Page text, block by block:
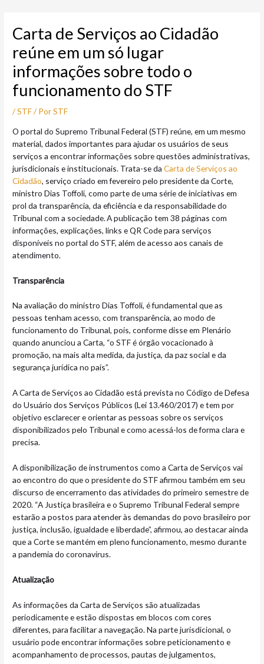
conteúdo
Carta de Serviços ao Cidadão
reúne em um só lugar
informações sobre todo o
funcionamento do STF
/STF/ PorSTF
O portal do Supremo Tribunal Federal (STF) reúne, em um mesmo
material, dados importantes para ajudar os usuários de seus
serviços a encontrar informações sobre questões administrativas,
jurisdicionais e institucionais. Trata-se daCarta de Serviços ao
Cidadão, serviço criado em fevereiro pelo presidente da Corte,
ministro Dias Toffoli, como parte de uma série de iniciativas em
prol da transparência, da eficiência e da responsabilidade do
Tribunal com a sociedade. A publicação tem 38 páginas com
informações, explicações, links e QR Code para serviços
disponíveis no portal do STF, além de acesso aos canais de
atendimento.
Transparência
Na avaliação do ministro Dias Toffoli, é fundamental que as
pessoas tenham acesso, com transparência, ao modo de
funcionamento do Tribunal, pois, conforme disse em Plenário
quando anunciou a Carta, “o STF é órgão vocacionado à
promoção, na mais alta medida, da justiça, da paz social e da
segurança jurídica no país”.
A Carta de Serviços ao Cidadão está prevista no Código de Defesa
do Usuário dos Serviços Públicos (Lei 13.460/2017) e tem por
objetivo esclarecer e orientar as pessoas sobre os serviços
disponibilizados pelo Tribunal e como acessá-los de forma clara e
precisa.
A disponibilização de instrumentos como a Carta de Serviços vai
ao encontro do que o presidente do STF afirmou também em seu
discurso de encerramento das atividades do primeiro semestre de
2020. “A Justiça brasileira e o Supremo Tribunal Federal sempre
estarão a postos para atender às demandas do povo brasileiro por
justiça, inclusão, igualdade e liberdade”, afirmou, ao destacar ainda
que a Corte se mantém em pleno funcionamento, mesmo durante
a pandemia do coronavírus.
Atualização
As informações da Carta de Serviços são atualizadas
periodicamente e estão dispostas em blocos com cores
diferentes, para facilitar a navegação. Na parte jurisdicional, o
usuário pode encontrar informações sobre peticionamento e
acompanhamento de processos, pautas de julgamentos,